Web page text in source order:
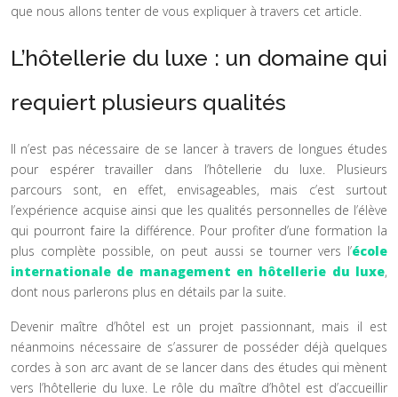
que nous allons tenter de vous expliquer à travers cet article.
L’hôtellerie du luxe : un domaine qui
requiert plusieurs qualités
Il n’est pas nécessaire de se lancer à travers de longues études
pour espérer travailler dans l’hôtellerie du luxe. Plusieurs
parcours sont, en effet, envisageables, mais c’est surtout
l’expérience acquise ainsi que les qualités personnelles de l’élève
qui pourront faire la différence. Pour profiter d’une formation la
plus complète possible, on peut aussi se tourner vers l’école
internationale de management en hôtellerie du luxe,
dont nous parlerons plus en détails par la suite.
Devenir maître d’hôtel est un projet passionnant, mais il est
néanmoins nécessaire de s’assurer de posséder déjà quelques
cordes à son arc avant de se lancer dans des études qui mènent
vers l’hôtellerie du luxe. Le rôle du maître d’hôtel est d’accueillir